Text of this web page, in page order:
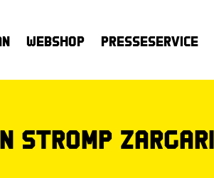
Webshop Presseservice
Stromp Zargari